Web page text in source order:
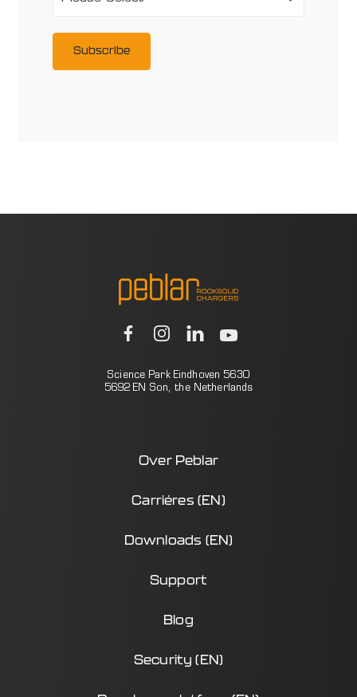
Science Park Eindhoven 5630
5692 EN Son, the Netherlands
Over Peblar
Carriéres (EN)
Downloads (EN)
Support
Blog
Security (EN)